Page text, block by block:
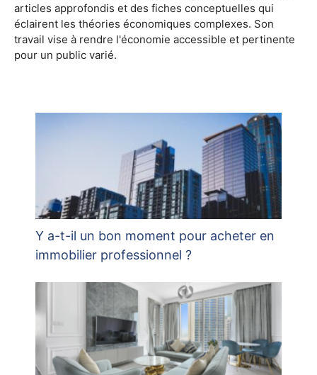
articles approfondis et des fiches conceptuelles qui
éclairent les théories économiques complexes. Son
travail vise à rendre l'économie accessible et pertinente
pour un public varié.
Y a-t-il un bon moment pour acheter en
immobilier professionnel ?